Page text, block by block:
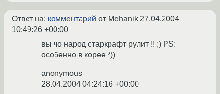
Ответ на: комментарий от Mehanik 27.04.2004
10:49:26 +00:00
вы чо народ старкрафт рулит !! ;) PS:
особенно в корее *))
anonymous
28.04.2004 04:24:16 +00:00